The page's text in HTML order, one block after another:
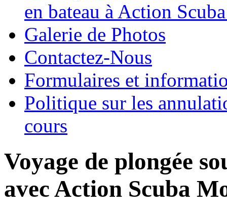
en bateau à Action
Galerie de Photos
Contactez-Nous
Formulaires et
Politique sur les
cours
Voyage de plongée
avec Action Scuba